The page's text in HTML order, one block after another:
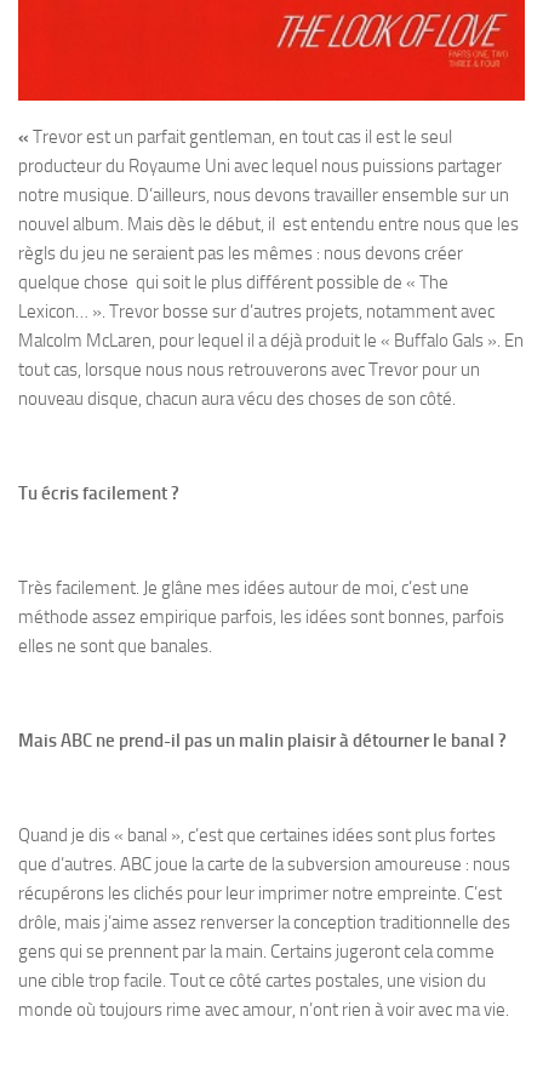
« Trevor est un parfait gentleman, en tout cas il est le seul
producteur du Royaume Uni avec lequel nous puissions partager
notre musique. D’ailleurs, nous devons travailler ensemble sur un
nouvel album. Mais dès le début, il est entendu entre nous que les
règls du jeu ne seraient pas les mêmes : nous devons créer
quelque chose qui soit le plus différent possible de « The
Lexicon… ». Trevor bosse sur d’autres projets, notamment avec
Malcolm McLaren, pour lequel il a déjà produit le « Buffalo Gals ». En
tout cas, lorsque nous nous retrouverons avec Trevor pour un
nouveau disque, chacun aura vécu des choses de son côté.
Tu écris facilement ?
Très facilement. Je glâne mes idées autour de moi, c’est une
méthode assez empirique parfois, les idées sont bonnes, parfois
elles ne sont que banales.
Mais ABC ne prend-il pas un malin plaisir à détourner le banal ?
Quand je dis « banal », c’est que certaines idées sont plus fortes
que d’autres. ABC joue la carte de la subversion amoureuse : nous
récupérons les clichés pour leur imprimer notre empreinte. C’est
drôle, mais j’aime assez renverser la conception traditionnelle des
gens qui se prennent par la main. Certains jugeront cela comme
une cible trop facile. Tout ce côté cartes postales, une vision du
monde où toujours rime avec amour, n’ont rien à voir avec ma vie.